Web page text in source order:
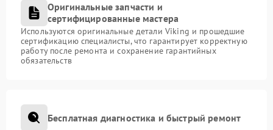
Оригинальные запчасти и
сертифицированные мастера
Используются оригинальные детали Viking и прошедшие
сертификацию специалисты, что гарантирует корректную
работу после ремонта и сохранение гарантийных
обязательств
Бесплатная диагностика и быстрый ремонт